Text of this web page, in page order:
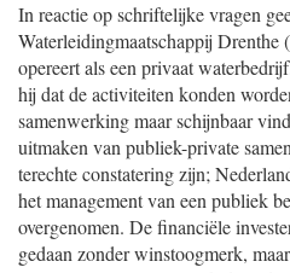
In reactie op schriftelijke vragen
Waterleidingmaatschappij
opereert als een privaat
hij dat de activiteiten konden
samenwerking maar schijnbaar
uitmaken van publiek-private
terechte constatering zijn;
het management van een publiek
overgenomen. De financiële
gedaan zonder winstoogmerk,